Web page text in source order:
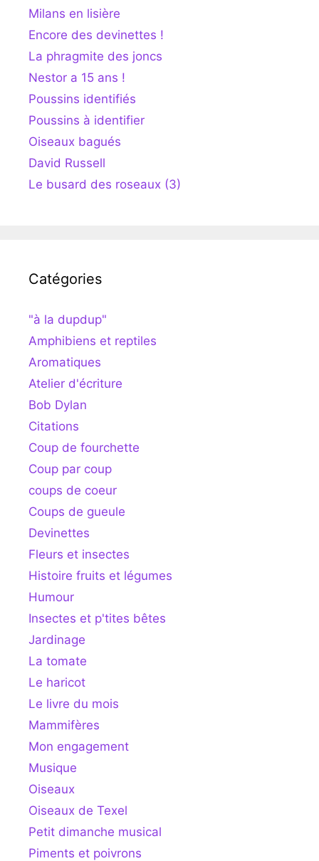
Milans en lisière
Encore des devinettes !
La phragmite des joncs
Nestor a 15 ans !
Poussins identifiés
Poussins à identifier
Oiseaux bagués
David Russell
Le busard des roseaux (3)
Catégories
"à la dupdup"
Amphibiens et reptiles
Aromatiques
Atelier d'écriture
Bob Dylan
Citations
Coup de fourchette
Coup par coup
coups de coeur
Coups de gueule
Devinettes
Fleurs et insectes
Histoire fruits et légumes
Humour
Insectes et p'tites bêtes
Jardinage
La tomate
Le haricot
Le livre du mois
Mammifères
Mon engagement
Musique
Oiseaux
Oiseaux de Texel
Petit dimanche musical
Piments et poivrons